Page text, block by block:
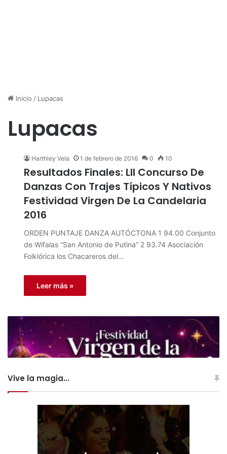
Inicio / Lupacas
Lupacas
Harthley Vela 1 de febrero de 2016 0 10
Resultados Finales: LII Concurso De
Danzas Con Trajes Típicos Y Nativos
Festividad Virgen De La Candelaria
2016
ORDEN PUNTAJE DANZA AUTÓCTONA 1 94.00 Conjunto
de Wifalas “San Antonio de Putina” 2 93.74 Asociación
Folklórica los Chacareros del…
Leer más »
Vive la magia...